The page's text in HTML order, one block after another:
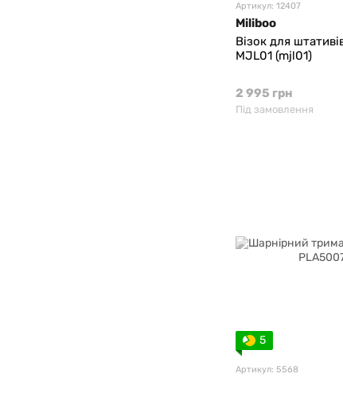
Артикул: 12407
Miliboo
Візок для
MJL01 (mjl01)
2 995 грн
Під замовлення
5
Артикул: 5568